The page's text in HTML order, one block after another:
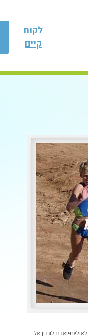
לקוח
קיים
לונדון אל